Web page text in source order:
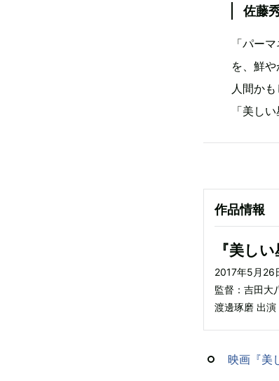
佐藤
「パー
を、鮮
人間か
「美し
作品情報
『美しい
2017年5月26
監督：吉田大
渡邊琢磨 出
映画『美